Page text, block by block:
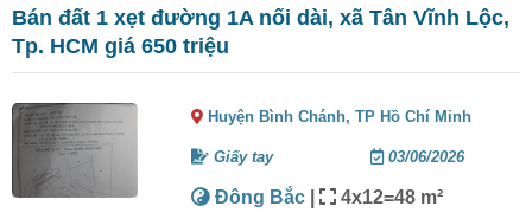
Bán đất 1 xẹt đường 1A nối dài, xã Tân Vĩnh Lộc,
Tp. HCM giá 650 triệu
Huyện Bình Chánh,TP Hồ Chí Minh
Giấy tay 03/06/2026
Đông Bắc | 4x12=48 m²